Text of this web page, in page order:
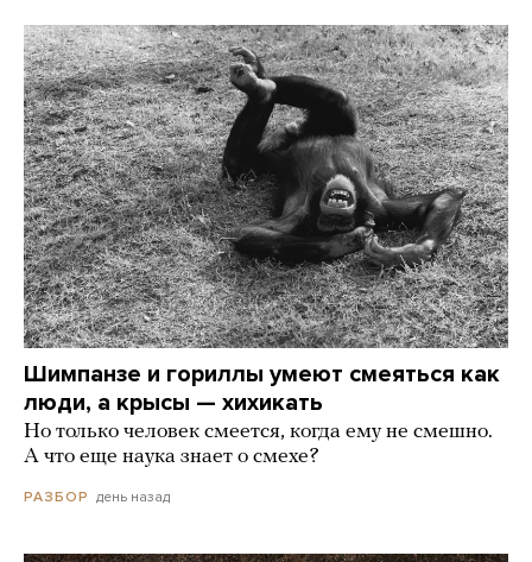
Шимпанзе и гориллы умеют смеяться как
люди, а крысы — хихикать
Но только человек смеется, когда ему не смешно.
А что еще наука знает о смехе?
РАЗБОР день назад